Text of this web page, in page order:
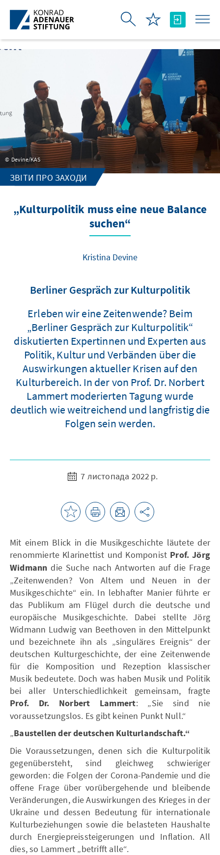
Skip to Main Content
Devine/KAS
ЗВІТИ ПРО ЗАХОДИ
„Kulturpolitik muss eine neue Balance
suchen“
Kristina Devine
Berliner Gespräch zur Kulturpolitik
Erleben wir eine Zeitenwende? Beim
„Berliner Gespräch zur Kulturpolitik“
diskutierten Expertinnen und Experten aus
Politik, Kultur und Verbänden über die
Auswirkungen aktueller Krisen auf den
Kulturbereich. In der von Prof. Dr. Norbert
Lammert moderierten Tagung wurde
deutlich wie weitreichend und langfristig die
Folgen sein werden.
7 листопада 2022 р.
Mit einem Blick in die Musikgeschichte läutete der
renommierte Klarinettist und Komponist Prof. Jörg
Widmann die Suche nach Antworten auf die Frage
„Zeitenwenden? Von Altem und Neuen in der
Musikgeschichte“ ein. In lebhafter Manier führte er
das Publikum am Flügel durch die deutsche und
europäische Musikgeschichte. Dabei stellte Jörg
Widmann Ludwig van Beethoven in den Mittelpunkt
und bezeichnete ihn als „singuläres Ereignis“ der
deutschen Kulturgeschichte, der eine Zeitenwende
für die Komposition und Rezeption klassischer
Musik bedeutete. Doch was haben Musik und Politik
bei aller Unterschiedlichkeit gemeinsam, fragte
Prof. Dr. Norbert Lammert: „Sie sind nie
voraussetzungslos. Es gibt keinen Punkt Null.“
„Baustellen der deutschen Kulturlandschaft.“
Die Voraussetzungen, denen sich die Kulturpolitik
gegenübersteht, sind gleichweg schwieriger
geworden: die Folgen der Corona-Pandemie und die
offene Frage über vorübergehende und bleibende
Veränderungen, die Auswirkungen des Krieges in der
Ukraine und dessen Bedeutung für internationale
Kulturbeziehungen sowie die belasteten Haushalte
durch Energiepreissteigerungen und Inflation. All
dies, so Lammert „betrifft alle“.